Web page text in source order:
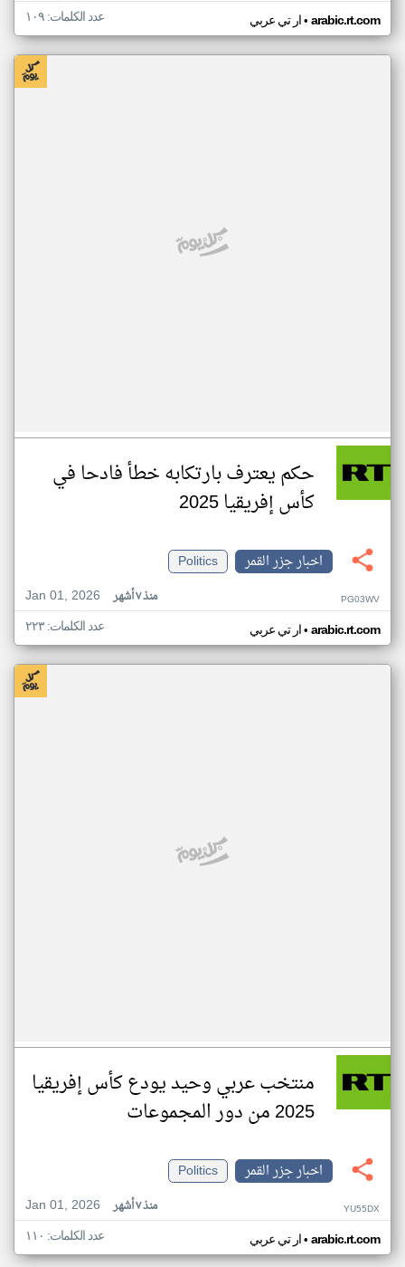
ار تي عربي• arabic.rt.com عدد الكلمات: ١٠٩
حكم يعترف بارتكابه خطأ فادحا في
كأس إفريقيا 2025
اخبار جزر القمر
Politics
Jan 01, 2026
منذ ٧ أشهر PG03WV
ار تي عربي• arabic.rt.com عدد الكلمات: ٢٢٣
منتخب عربي وحيد يودع كأس إفريقيا
2025 من دور المجموعات
اخبار جزر القمر
Politics
Jan 01, 2026
منذ ٧ أشهر YU55DX
ار تي عربي• arabic.rt.com عدد الكلمات: ١١٠